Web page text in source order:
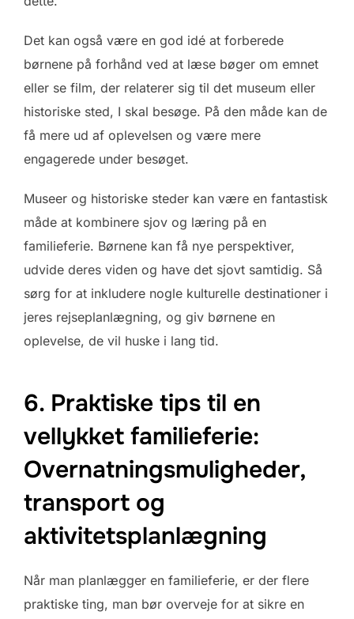
Det kan også være en god idé at forberede
børnene på forhånd ved at læse bøger om emnet
eller se film, der relaterer sig til det museum eller
historiske sted, I skal besøge. På den måde kan de
få mere ud af oplevelsen og være mere
engagerede under besøget.
Museer og historiske steder kan være en fantastisk
måde at kombinere sjov og læring på en
familieferie. Børnene kan få nye perspektiver,
udvide deres viden og have det sjovt samtidig. Så
sørg for at inkludere nogle kulturelle destinationer i
jeres rejseplanlægning, og giv børnene en
oplevelse, de vil huske i lang tid.
6. Praktiske tips til en
vellykket familieferie:
Overnatningsmuligheder,
transport og
aktivitetsplanlægning
Når man planlægger en familieferie, er der flere
praktiske ting, man bør overveje for at sikre en